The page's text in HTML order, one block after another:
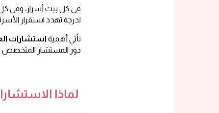
في كل بيت أسرار، وفي
لدرجة تهدد استقرار
تأتي أهمية استشارات
دور المستشار المتخصص
لماذا